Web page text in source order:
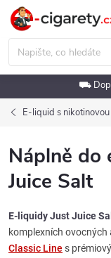
Přejít
obsah
⛟
E-liquid s
Náplně do
Juice Salt
E-liquidy Just Juice
komplexních
Classic Line s